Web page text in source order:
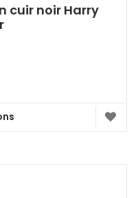
cuir noir Harry